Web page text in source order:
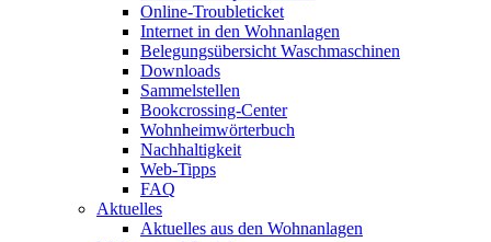
Online-Troubleticket
Internet in den Wohnanlagen
Belegungsübersicht Waschmaschinen
Downloads
Sammelstellen
Bookcrossing-Center
Wohnheimwörterbuch
Nachhaltigkeit
Web-Tipps
FAQ
Aktuelles
Aktuelles aus den Wohnanlagen